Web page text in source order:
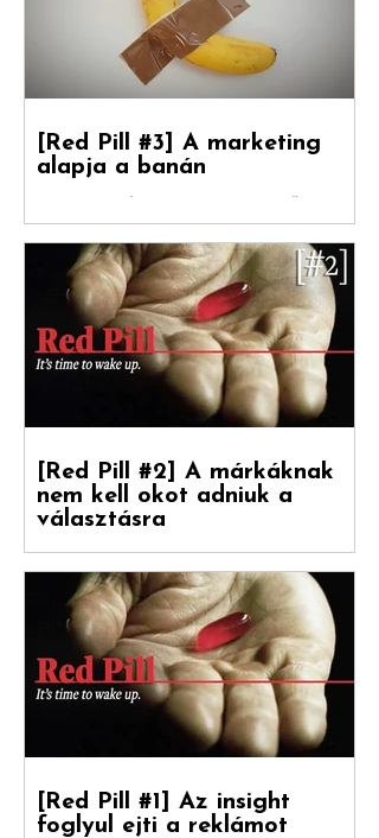
fordítójával Kovács Levente (White Rabbit
alapja a banán
Debreceni Jánossal , a Hogyan nőnek a
márkák című könyv fordítójával Kovács
Levente [ White Rabbit kreatívigazgató,
Reklámtörténet...
választásra
Debreceni Jánossal, a Hogyan nőnek a
márkák című könyv fordítójával
beszélgettünk a marketinges
paradigmaváltásról és annak megannyi...